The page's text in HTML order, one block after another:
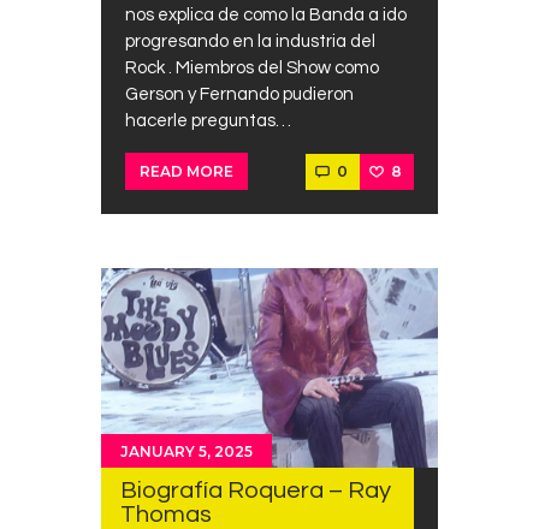
nos explica de como la Banda a ido
progresando en la industria del
Rock . Miembros del Show como
Gerson y Fernando pudieron
hacerle preguntas…
READ MORE 0 8
JANUARY 5, 2025
Biografía Roquera – Ray
Thomas